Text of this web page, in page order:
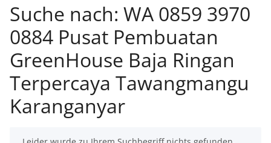
Suche nach: WA 0859 3970
0884 Pusat Pembuatan
GreenHouse Baja Ringan
Terpercaya Tawangmangu
Karanganyar